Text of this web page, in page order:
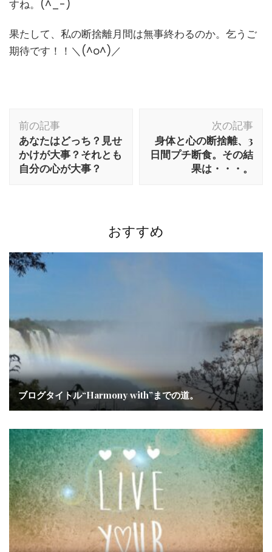
すね。(^_-)
果たして、私の断捨離月間は無事終わるのか。乞うご
期待です！！＼(^o^)／
前の記事
あなたはどっち？見せ
かけが大事？それとも
自分の心が大事？
次の記事
身体と心の断捨離、3
日間プチ断食。その結
果は・・・。
おすすめ
ブログタイトル“Harmony with”までの道。